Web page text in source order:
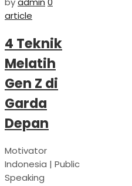
article
4 Teknik
Melatih
Gen Z di
Garda
Depan
Motivator
Indonesia | Public
Speaking